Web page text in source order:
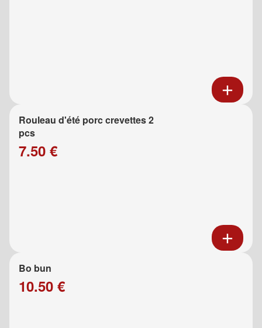
Rouleau d'été porc crevettes 2
pcs
7.50 €
Bo bun
10.50 €